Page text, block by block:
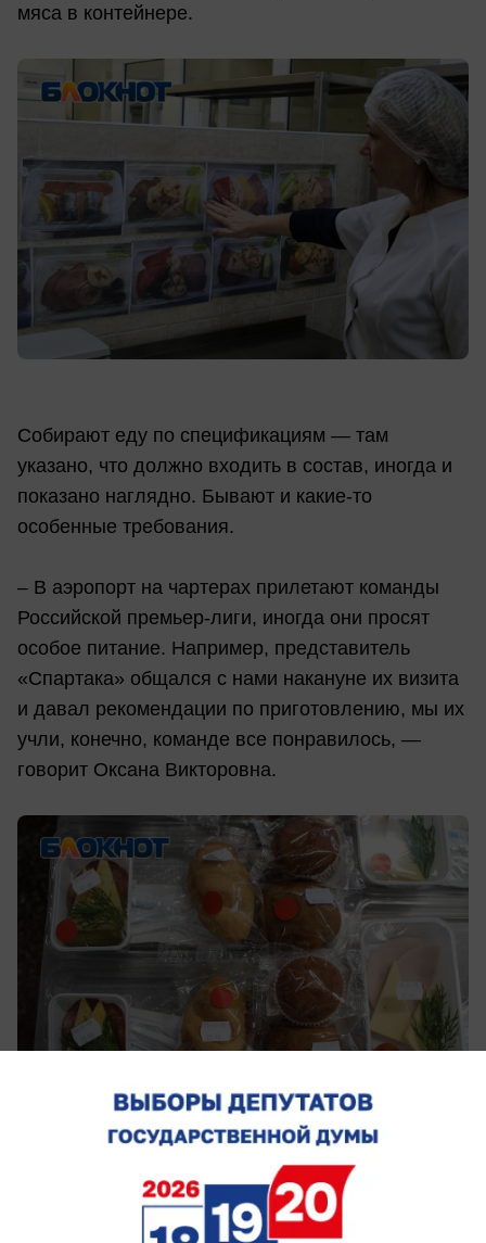
мяса в контейнере.
Собирают еду по спецификациям — там
указано, что должно входить в состав, иногда и
показано наглядно. Бывают и какие-то
особенные требования.
– В аэропорт на чартерах прилетают команды
Российской премьер-лиги, иногда они просят
особое питание. Например, представитель
«Спартака» общался с нами накануне их визита
и давал рекомендации по приготовлению, мы их
учли, конечно, команде все понравилось, —
говорит Оксана Викторовна.
Со специальным питанием пришлось поработать
и во время чемпионата мира, когда для